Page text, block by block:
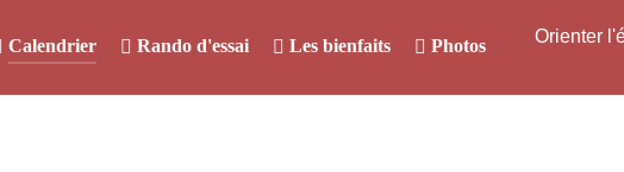
Calendrier Rando d'essai Les bienfaits Photos Orienter